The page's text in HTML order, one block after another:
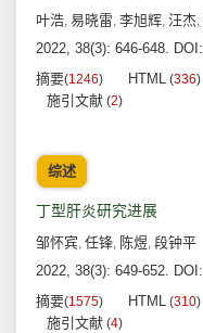
叶浩, 易晓雷, 李旭辉, 汪杰,
2022, 38(3): 646-648. DOI:
摘要(1246) HTML (336)
施引文献 (2)
综述
丁型肝炎研究进展
邹怀宾, 任锋, 陈煜, 段钟平
2022, 38(3): 649-652. DOI:
摘要(1575) HTML (310)
施引文献 (4)